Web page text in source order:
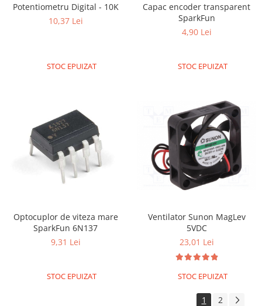
Potentiometru Digital - 10K
10,37 Lei
STOC EPUIZAT
Capac encoder transparent
SparkFun
4,90 Lei
STOC EPUIZAT
Optocuplor de viteza mare
SparkFun 6N137
9,31 Lei
STOC EPUIZAT
Ventilator Sunon MagLev
5VDC
23,01 Lei
STOC EPUIZAT
1 2